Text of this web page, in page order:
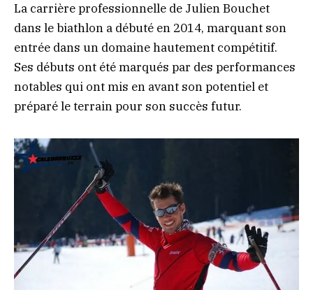
La carrière professionnelle de Julien Bouchet
dans le biathlon a débuté en 2014, marquant son
entrée dans un domaine hautement compétitif.
Ses débuts ont été marqués par des performances
notables qui ont mis en avant son potentiel et
préparé le terrain pour son succès futur.